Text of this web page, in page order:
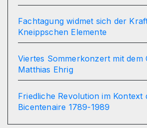
Fachtagung widmet sich der
Kneippschen Elemente
Viertes Sommerkonzert mit dem
Matthias Ehrig
Friedliche Revolution im Kontext
Bicentenaire 1789-1989